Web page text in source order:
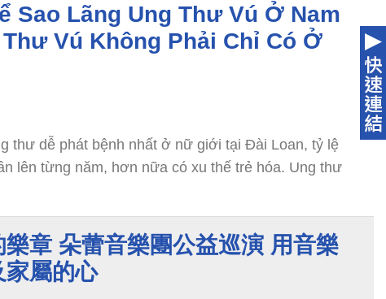
Sao Lãng Ung Thư Vú Ở Nam
Vú Không Phải Chỉ Có Ở
thư dễ phát bệnh nhất ở nữ giới tại Đài Loan, tỷ lệ
lên từng năm, hơn nữa có xu thế trẻ hóa. Ung thư
章 朵蕾音樂團公益巡演 用音樂
家屬的心